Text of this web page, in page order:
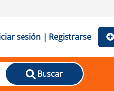
sesión | Registrarse
Buscar